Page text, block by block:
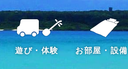
遊び・体験 お部屋・設備